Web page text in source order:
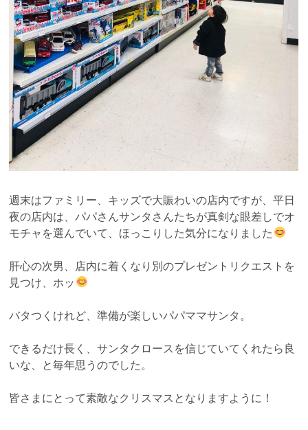
週末はファミリー、キッズで大賑わいの店内ですが、平日
夜の店内は、パパさんサンタさんたちが真剣な眼差しでオ
モチャを選んでいて、ほっこりした気分になりました
肝心の次男、店内に着くなり別のプレゼントリクエストを
見つけ、ホッ
バタつくけれど、準備が楽しいパパママサンタ。
できるだけ長く、サンタクロースを信じていてくれたら良
いな、と毎年思うのでした。
皆さまにとって素敵なクリスマスとなりますように！